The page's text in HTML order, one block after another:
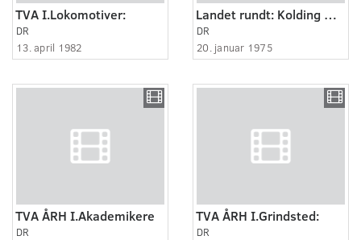
TVA I.Lokomotiver:
DR
13. april 1982
Landet rundt: Kolding Metalværk
DR
20. januar 1975
TVA ÅRH I.Akademikere
DR
TVA ÅRH I.Grindsted:
DR